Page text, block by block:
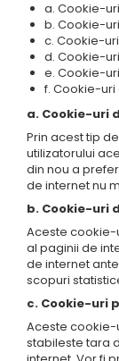
a. Cookie-
b. Cookie-
c. Cookie-
d. Cookie-
e. Cookie-
f. Cookie-
a. Cookie-uri
Prin acest tip
utilizatorului
din nou a
de internet nu
b. Cookie-uri
Aceste cookie-
al paginii de
de internet
scopuri
c. Cookie-uri
Aceste cookie-
stabileste tara